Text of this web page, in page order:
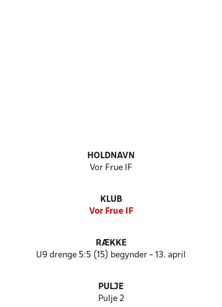
HOLDNAVN
Vor Frue IF
KLUB
Vor Frue IF
RÆKKE
U9 drenge 5:5 (15) begynder - 13. april
PULJE
Pulje 2